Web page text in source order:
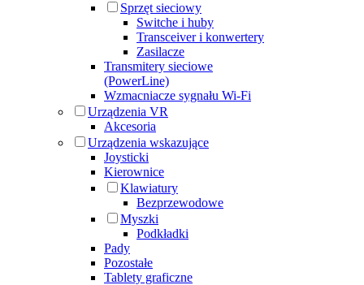
Sprzęt sieciowy
Switche i huby
Transceiver i konwertery
Zasilacze
Transmitery sieciowe
(PowerLine)
Wzmacniacze sygnału Wi-Fi
Urządzenia VR
Akcesoria
Urządzenia wskazujące
Joysticki
Kierownice
Klawiatury
Bezprzewodowe
Myszki
Podkładki
Pady
Pozostałe
Tablety graficzne